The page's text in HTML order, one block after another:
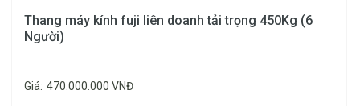
Thang máy kính fuji liên doanh tải trọng 450Kg (6
Người)
Giá: 470.000.000 VNĐ